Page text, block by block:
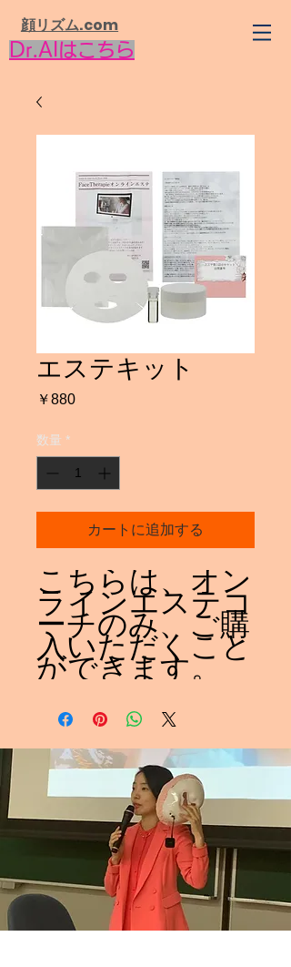
​顔リズム.com
Dr.AIはこちら
エステキット
￥880価
数量 *
カートに追加する
こちらは、オン
ラインエステコ
ーチのみ、ご購
入いただくこと
ができます。